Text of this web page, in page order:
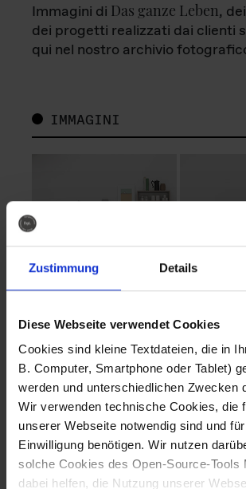
Zustimmung Details
Diese Webseite verwendet Cookies
Cookies sind kleine Textdateien, die in
B. Computer, Smartphone oder Tablet)
werden und unterschiedlichen Zwecken
Wir verwenden technische Cookies, die
unserer Webseite notwendig sind und
Einwilligung benötigen. Wir nutzen
solche Cookies des Open-Source-Tools
dabei helfen, die Nutzung unserer
Immagini di Das ganze Leben,
dei progetti realizzati dai clienti
qui nel nostro archivio
IMMAGINI
Fotografo: Lorenz
Sternbach
Download